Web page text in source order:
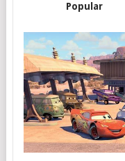
Popular